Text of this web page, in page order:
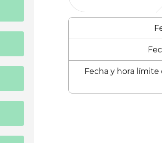
Fecha y hora